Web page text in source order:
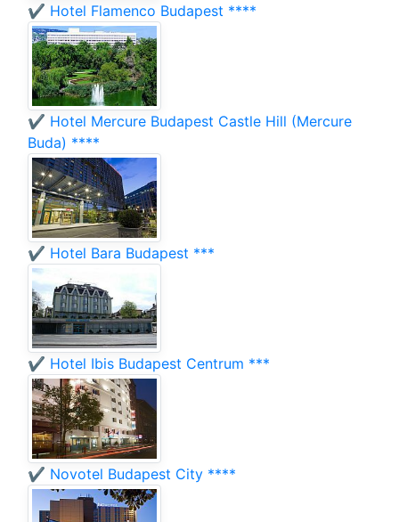
✔️ Hotel Flamenco Budapest ****
✔️ Hotel Mercure Budapest Castle Hill (Mercure
Buda) ****
✔️ Hotel Bara Budapest ***
✔️ Hotel Ibis Budapest Centrum ***
✔️ Novotel Budapest City ****